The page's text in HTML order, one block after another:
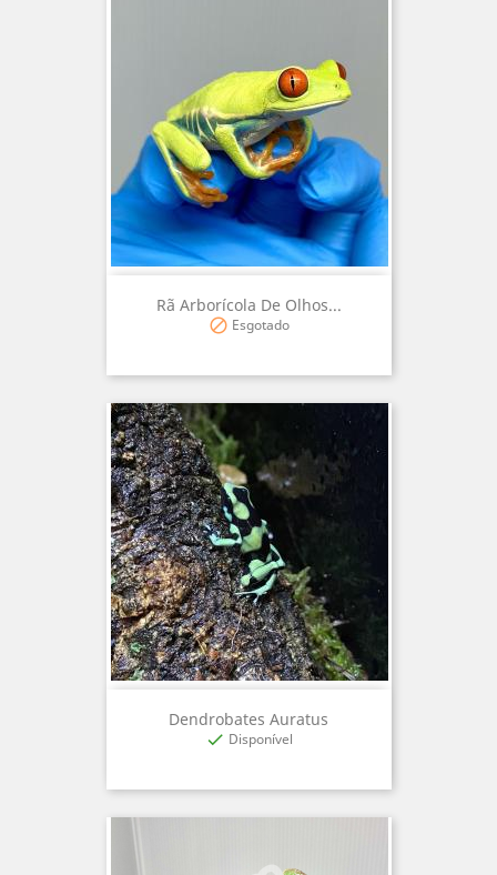
Rã Arborícola De Olhos...
 Esgotado
Dendrobates Auratus
 Disponível